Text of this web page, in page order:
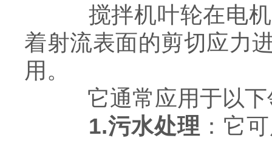
搅拌机叶轮在电机
着射流表面的剪切应力
用。
它通常应用于以下
1.污水处理 ：它